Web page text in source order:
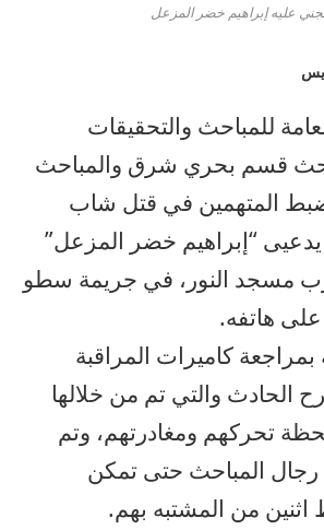
عليه إبراهيم خضر المزعل
للمباحث والتحقيقات
قسم بحري شرق والمباحث
ضبط المتهمين في قتل شاب
“إبراهيم خضر المزعل”
مسجد النور، في جريمة سطو
على هاتفه.
كاميرات المراقبة
الحادث والتي تم من خلالها
تحركهم ومغادرتهم، وتم
المباحث حتى تمكن
من المشتبه بهم.